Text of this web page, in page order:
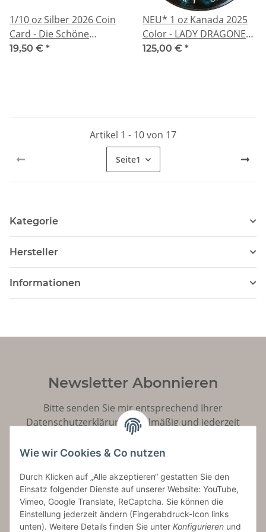
1/10 oz Silber 2026 Coin
Card - Die Schöne
ZAHNFEE / TOOTH FAIRY
19,50 € *
NEU* 1 oz Kanada 2025
Color - LADY DRAGONESS
- Die Lady & Ihr Drache -
125,00 € *
Artikel 1 - 10 von 17
Seite1
Kategorie
Hersteller
Informationen
Newsletter Abonnieren
Bitte senden Sie mir entsprechend Ihrer
Datenschutzerklärungregelmäßig und jederzeit
widerruflich Informationen zu Ihrem Produktsortiment
per E-Mail zu.
Abonnieren
Wie wir Cookies & Co nutzen
Durch Klicken auf „Alle akzeptieren“ gestatten Sie den
Einsatz folgender Dienste auf unserer Website: YouTube,
Vimeo, Google Translate, ReCaptcha. Sie können die
Einstellung jederzeit ändern (Fingerabdruck-Icon links
unten). Weitere Details finden Sie unter Konfigurieren und